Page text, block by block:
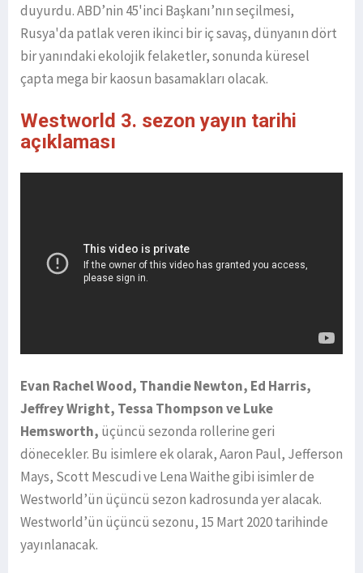
duyurdu. ABD’nin 45'inci Başkanı’nın seçilmesi,
Rusya'da patlak veren ikinci bir iç savaş, dünyanın dört
bir yanındaki ekolojik felaketler, sonunda küresel
çapta mega bir kaosun basamakları olacak.
Westworld 3. sezon yayın tarihi
açıklaması
Evan Rachel Wood, Thandie Newton, Ed Harris,
Jeffrey Wright, Tessa Thompson ve Luke
Hemsworth, üçüncü sezonda rollerine geri
dönecekler. Bu isimlere ek olarak, Aaron Paul, Jefferson
Mays, Scott Mescudi ve Lena Waithe gibi isimler de
Westworld’ün üçüncü sezon kadrosunda yer alacak.
Westworld’ün üçüncü sezonu, 15 Mart 2020 tarihinde
yayınlanacak.